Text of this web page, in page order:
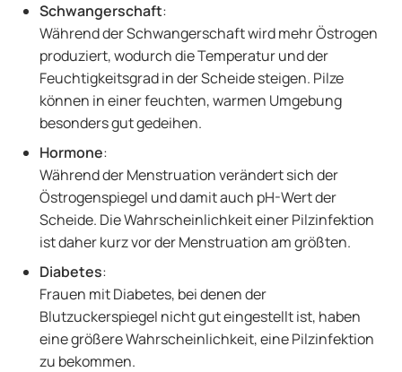
Schwangerschaft:
Während der Schwangerschaft wird mehr Östrogen
produziert, wodurch die Temperatur und der
Feuchtigkeitsgrad in der Scheide steigen. Pilze
können in einer feuchten, warmen Umgebung
besonders gut gedeihen.
Hormone:
Während der Menstruation verändert sich der
Östrogenspiegel und damit auch pH-Wert der
Scheide. Die Wahrscheinlichkeit einer Pilzinfektion
ist daher kurz vor der Menstruation am größten.
Diabetes:
Frauen mit Diabetes, bei denen der
Blutzuckerspiegel nicht gut eingestellt ist, haben
eine größere Wahrscheinlichkeit, eine Pilzinfektion
zu bekommen.